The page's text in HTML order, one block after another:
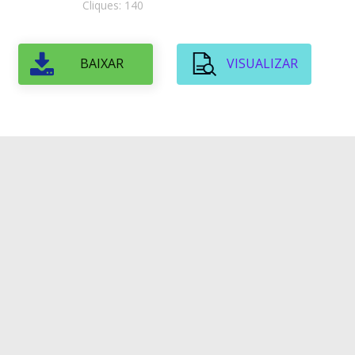
Cliques: 140
BAIXAR VISUALIZAR